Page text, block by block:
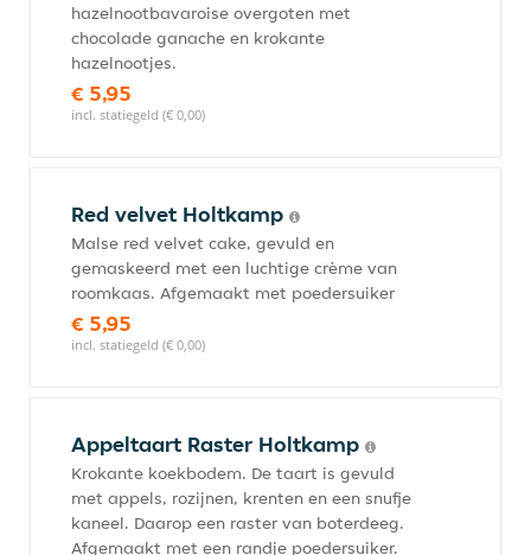
hazelnootbavaroise overgoten met
chocolade ganache en krokante
hazelnootjes.
€ 5,95
incl. statiegeld (€ 0,00)
Red velvet Holtkamp
Malse red velvet cake, gevuld en
gemaskeerd met een luchtige crème van
roomkaas. Afgemaakt met poedersuiker
€ 5,95
incl. statiegeld (€ 0,00)
Appeltaart Raster Holtkamp
Krokante koekbodem. De taart is gevuld
met appels, rozijnen, krenten en een snufje
kaneel. Daarop een raster van boterdeeg.
Afgemaakt met een randje poedersuiker.